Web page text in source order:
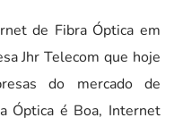
de Fibra Óptica em
Jhr Telecom que hoje
do mercado de
Óptica é Boa, Internet